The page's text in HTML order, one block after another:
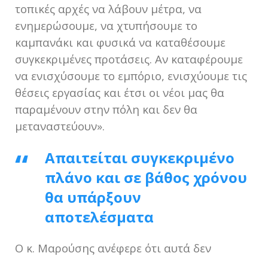
τοπικές αρχές να λάβουν μέτρα, να
ενημερώσουμε, να χτυπήσουμε το
καμπανάκι και φυσικά να καταθέσουμε
συγκεκριμένες προτάσεις. Αν καταφέρουμε
να ενισχύσουμε το εμπόριο, ενισχύουμε τις
θέσεις εργασίας και έτσι οι νέοι μας θα
παραμένουν στην πόλη και δεν θα
μεταναστεύουν».
Απαιτείται συγκεκριμένο
πλάνο και σε βάθος χρόνου
θα υπάρξουν
αποτελέσματα
Ο κ. Μαρούσης ανέφερε ότι αυτά δεν